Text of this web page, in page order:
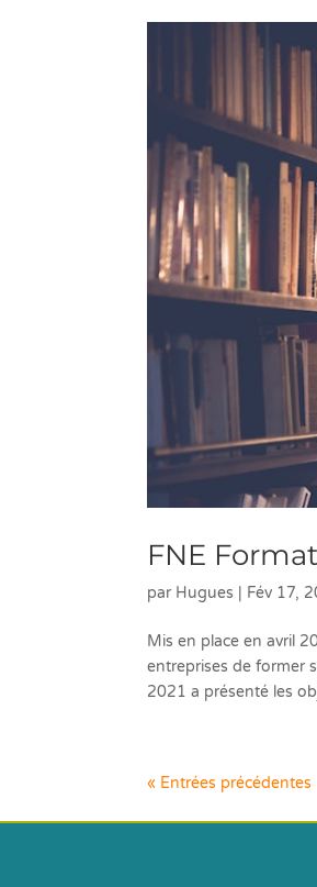
FNE
par Hugues Fév 17,
Mis en place en avril
entreprises de former
2021 a présenté les
« Entrées précédentes